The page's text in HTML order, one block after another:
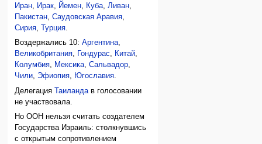
Иран, Ирак, Йемен, Куба,Ливан,
Пакистан,Саудовская Аравия,
Сирия, Турция.
Воздержались 10:Аргентина,
Великобритания, Гондурас, Китай,
Колумбия, Мексика,Сальвадор,
Чили, Эфиопия, Югославия.
ДелегацияТаиланда в голосовании
не участвовала.
Но ООН нельзя считать создателем
Государства Израиль: столкнувшись
с открытым сопротивлением